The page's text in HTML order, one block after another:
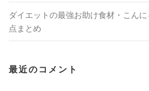
ダイエットの最強お助け食材・こん
点まとめ
最近のコメント